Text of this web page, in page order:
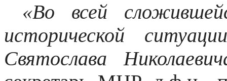
«Во всей
исторической
Святослава